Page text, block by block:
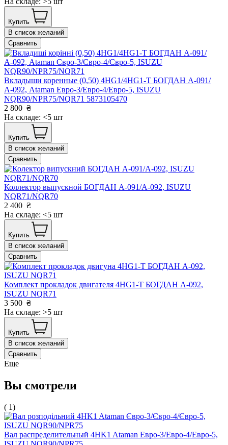
Купить
В список желаний
Сравнить
Вкладыши коренные (0,50) 4HG1/4HG1-T БОГДАН А-091/
А-092, Ataman Евро-3/Евро-4/Евро-5, ISUZU
NQR90/NPR75/NQR71 5873105470
2 800 ₴
На складе: <5 шт
Купить
В список желаний
Сравнить
Коллектор выпускной БОГДАН А-091/А-092, ISUZU
NQR71/NQR70
2 400 ₴
На складе: <5 шт
Купить
В список желаний
Сравнить
Комплект прокладок двигателя 4HG1-T БОГДАН А-092,
ISUZU NQR71
3 500 ₴
На складе: >5 шт
Купить
В список желаний
Сравнить
Еще
Вы смотрели
( 1)
Вал распределительный 4HK1 Ataman Евро-3/Евро-4/Евро-5,